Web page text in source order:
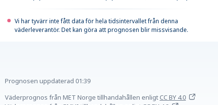
Vi har tyvärr inte fått data för hela tidsintervallet från denna
väderleverantör. Det kan göra att prognosen blir missvisande.
Prognosen uppdaterad 01:39
Väderprognos från MET Norge tillhandahållen enligtCC BY 4.0